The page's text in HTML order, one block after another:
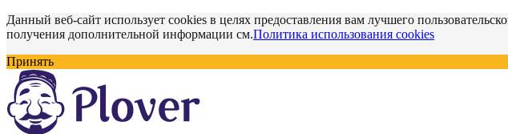
Данный веб-сайт использует cookies в целях предоставления вам лучшего
получения дополнительной информации см.Политика использования cookies
Принять